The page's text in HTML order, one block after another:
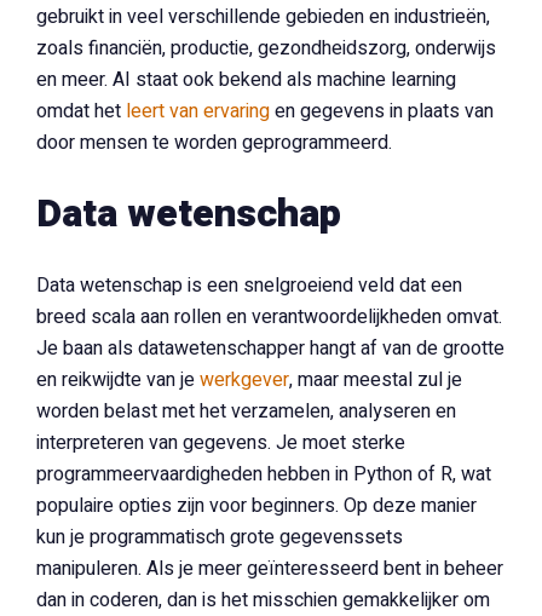
gebruikt in veel verschillende gebieden en industrieën,
zoals financiën, productie, gezondheidszorg, onderwijs
en meer. AI staat ook bekend als machine learning
omdat het leert van ervaringen gegevens in plaats van
door mensen te worden geprogrammeerd.
Data wetenschap
Data wetenschap is een snelgroeiend veld dat een
breed scala aan rollen en verantwoordelijkheden omvat.
Je baan als datawetenschapper hangt af van de grootte
en reikwijdte van jewerkgever, maar meestal zul je
worden belast met het verzamelen, analyseren en
interpreteren van gegevens. Je moet sterke
programmeervaardigheden hebben in Python of R, wat
populaire opties zijn voor beginners. Op deze manier
kun je programmatisch grote gegevenssets
manipuleren. Als je meer geïnteresseerd bent in beheer
dan in coderen, dan is het misschien gemakkelijker om